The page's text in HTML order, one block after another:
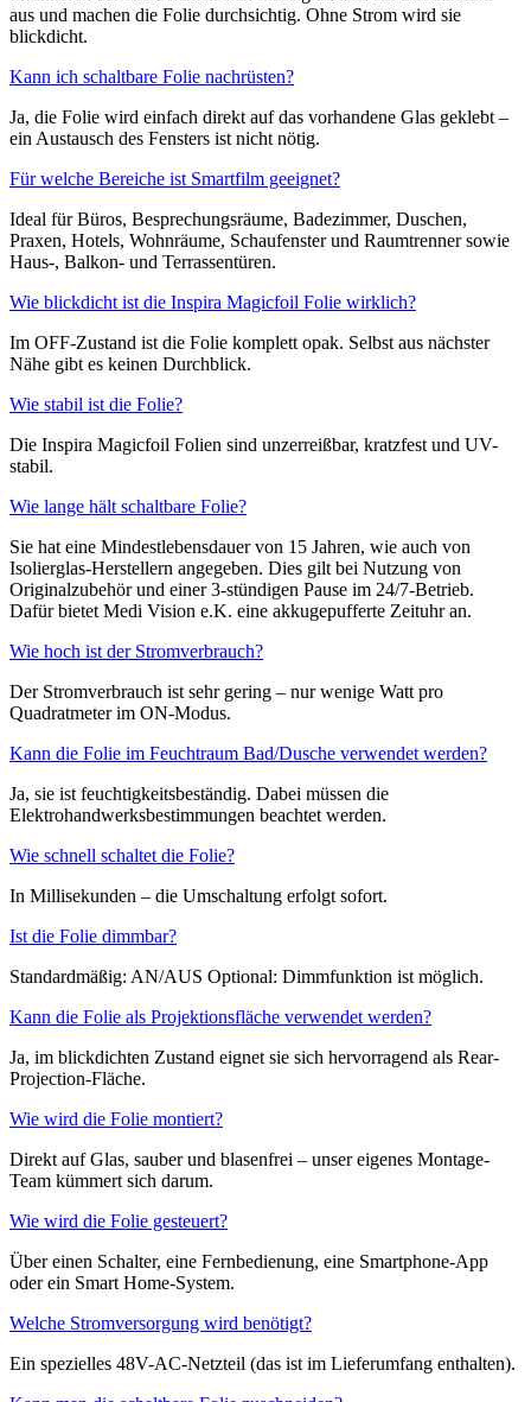
aus und machen die Folie durchsichtig. Ohne Strom wird sie
blickdicht.
Kann ich schaltbare Folie nachrüsten?
Ja, die Folie wird einfach direkt auf das vorhandene Glas geklebt –
ein Austausch des Fensters ist nicht nötig.
Für welche Bereiche ist Smartfilm geeignet?
Ideal für Büros, Besprechungsräume, Badezimmer, Duschen,
Praxen, Hotels, Wohnräume, Schaufenster und Raumtrenner sowie
Haus-, Balkon- und Terrassentüren.
Wie blickdicht ist die Inspira Magicfoil Folie wirklich?
Im OFF-Zustand ist die Folie komplett opak. Selbst aus nächster
Nähe gibt es keinen Durchblick.
Wie stabil ist die Folie?
Die Inspira Magicfoil Folien sind unzerreißbar, kratzfest und UV-
stabil.
Wie lange hält schaltbare Folie?
Sie hat eine Mindestlebensdauer von 15 Jahren, wie auch von
Isolierglas-Herstellern angegeben. Dies gilt bei Nutzung von
Originalzubehör und einer 3-stündigen Pause im 24/7-Betrieb.
Dafür bietet Medi Vision e.K. eine akkugepufferte Zeituhr an.
Wie hoch ist der Stromverbrauch?
Der Stromverbrauch ist sehr gering – nur wenige Watt pro
Quadratmeter im ON-Modus.
Kann die Folie im Feuchtraum Bad/Dusche verwendet werden?
Ja, sie ist feuchtigkeitsbeständig. Dabei müssen die
Elektrohandwerksbestimmungen beachtet werden.
Wie schnell schaltet die Folie?
In Millisekunden – die Umschaltung erfolgt sofort.
Ist die Folie dimmbar?
Standardmäßig: AN/AUS Optional: Dimmfunktion ist möglich.
Kann die Folie als Projektionsfläche verwendet werden?
Ja, im blickdichten Zustand eignet sie sich hervorragend als Rear-
Projection-Fläche.
Wie wird die Folie montiert?
Direkt auf Glas, sauber und blasenfrei – unser eigenes Montage-
Team kümmert sich darum.
Wie wird die Folie gesteuert?
Über einen Schalter, eine Fernbedienung, eine Smartphone-App
oder ein Smart Home-System.
Welche Stromversorgung wird benötigt?
Ein spezielles 48V-AC-Netzteil (das ist im Lieferumfang enthalten).